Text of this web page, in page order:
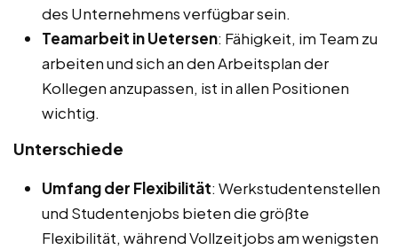
des Unternehmens verfügbar sein.
Teamarbeit in Uetersen: Fähigkeit, im Team zu
arbeiten und sich an den Arbeitsplan der
Kollegen anzupassen, ist in allen Positionen
wichtig.
Unterschiede
Umfang der Flexibilität: Werkstudentenstellen
und Studentenjobs bieten die größte
Flexibilität, während Vollzeitjobs am wenigsten